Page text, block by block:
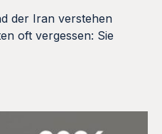
der Iran verstehen
oft vergessen: Sie